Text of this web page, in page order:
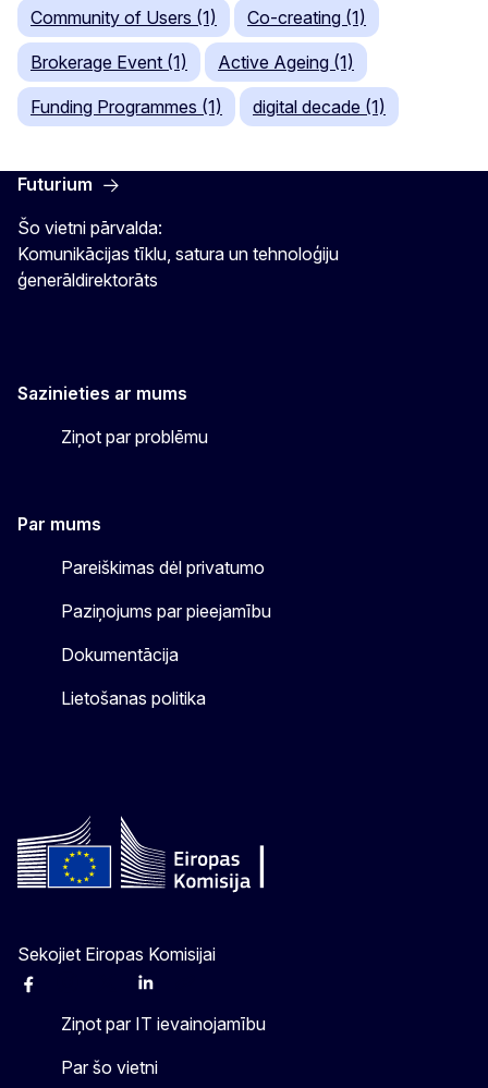
Community of Users (1) Co-creating (1)
Brokerage Event (1) Active Ageing (1)
Funding Programmes (1) digital decade (1)
Futurium
Šo vietni pārvalda:
Komunikācijas tīklu, satura un tehnoloģiju
ģenerāldirektorāts
Sazinieties ar mums
Ziņot par problēmu
Par mums
Pareiškimas dėl privatumo
Paziņojums par pieejamību
Dokumentācija
Lietošanas politika
Sekojiet Eiropas Komisijai
Facebook Linkedin
Ziņot par IT ievainojamību
Par šo vietni